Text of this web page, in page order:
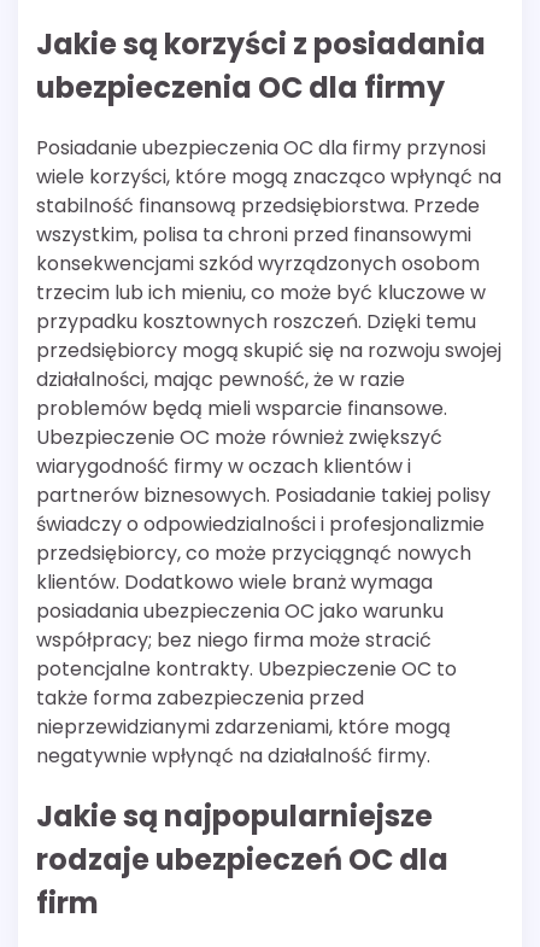
Jakie są korzyści z posiadania
ubezpieczenia OC dla firmy
Posiadanie ubezpieczenia OC dla firmy przynosi
wiele korzyści, które mogą znacząco wpłynąć na
stabilność finansową przedsiębiorstwa. Przede
wszystkim, polisa ta chroni przed finansowymi
konsekwencjami szkód wyrządzonych osobom
trzecim lub ich mieniu, co może być kluczowe w
przypadku kosztownych roszczeń. Dzięki temu
przedsiębiorcy mogą skupić się na rozwoju swojej
działalności, mając pewność, że w razie
problemów będą mieli wsparcie finansowe.
Ubezpieczenie OC może również zwiększyć
wiarygodność firmy w oczach klientów i
partnerów biznesowych. Posiadanie takiej polisy
świadczy o odpowiedzialności i profesjonalizmie
przedsiębiorcy, co może przyciągnąć nowych
klientów. Dodatkowo wiele branż wymaga
posiadania ubezpieczenia OC jako warunku
współpracy; bez niego firma może stracić
potencjalne kontrakty. Ubezpieczenie OC to
także forma zabezpieczenia przed
nieprzewidzianymi zdarzeniami, które mogą
negatywnie wpłynąć na działalność firmy.
Jakie są najpopularniejsze
rodzaje ubezpieczeń OC dla
firm